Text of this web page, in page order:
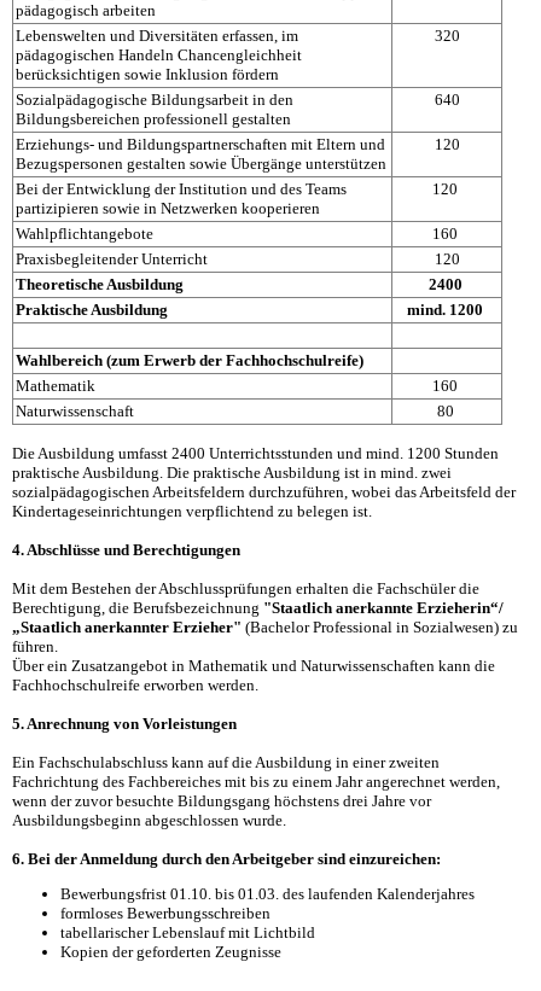
pädagogisch arbeiten
Lebenswelten und Diversitäten erfassen, im
pädagogischen Handeln Chancengleichheit
berücksichtigen sowie Inklusion fördern
320
Sozialpädagogische Bildungsarbeit in den
Bildungsbereichen professionell gestalten
640
Erziehungs- und Bildungspartnerschaften mit Eltern und
Bezugspersonen gestalten sowie Übergänge unterstützen
120
Bei der Entwicklung der Institution und des Teams
partizipieren sowie in Netzwerken kooperieren
120
Wahlpflichtangebote
160
Praxisbegleitender Unterricht
120
Theoretische Ausbildung
2400
Praktische Ausbildung
mind. 1200
Wahlbereich (zum Erwerb der Fachhochschulreife)
Mathematik
160
Naturwissenschaft
80
Die Ausbildung umfasst 2400 Unterrichtsstunden und mind. 1200 Stunden
praktische Ausbildung. Die praktische Ausbildung ist in mind. zwei
sozialpädagogischen Arbeitsfeldern durchzuführen, wobei das Arbeitsfeld der
Kindertageseinrichtungen verpflichtend zu belegen ist.
4. Abschlüsse und Berechtigungen
Mit dem Bestehen der Abschlussprüfungen erhalten die Fachschüler die
Berechtigung, die Berufsbezeichnung "Staatlich anerkannte Erzieherin“/
„Staatlich anerkannter Erzieher" (Bachelor Professional in Sozialwesen) zu
führen.
Über ein Zusatzangebot in Mathematik und Naturwissenschaften kann die
Fachhochschulreife erworben werden.
5. Anrechnung von Vorleistungen
Ein Fachschulabschluss kann auf die Ausbildung in einer zweiten
Fachrichtung des Fachbereiches mit bis zu einem Jahr angerechnet werden,
wenn der zuvor besuchte Bildungsgang höchstens drei Jahre vor
Ausbildungsbeginn abgeschlossen wurde.
6. Bei der Anmeldung durch den Arbeitgeber sind einzureichen:
Bewerbungsfrist 01.10. bis 01.03. des laufenden Kalenderjahres
formloses Bewerbungsschreiben
tabellarischer Lebenslauf mit Lichtbild
Kopien der geforderten Zeugnisse